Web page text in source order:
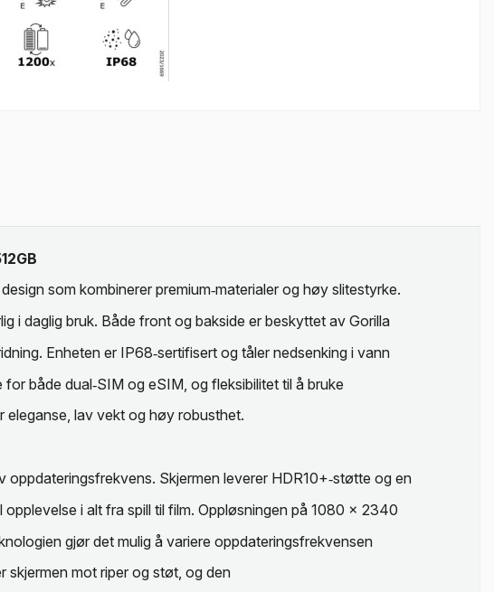
som kombinerer premium‑materialer og høy slitestyrke.
i daglig bruk. Både front og bakside er beskyttet av Gorilla
Enheten er IP68‑sertifisert og tåler nedsenking i vann
både dual‑SIM og eSIM, og fleksibilitet til å bruke
eleganse, lav vekt og høy robusthet.
Skjermen leverer HDR10+‑støtte og en
i alt fra spill til film. Oppløsningen på 1080 x 2340
gjør det mulig å variere oppdateringsfrekvensen
skjermen mot riper og støt, og den